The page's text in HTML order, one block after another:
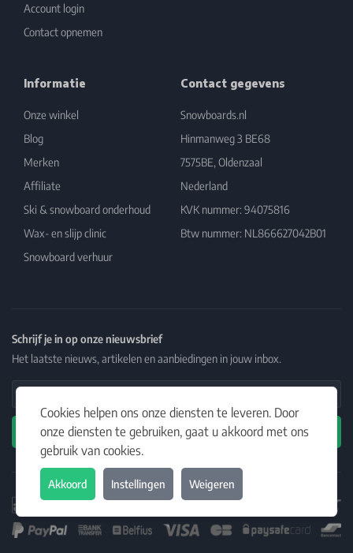
Cookies helpen ons onze diensten te leveren. Door
onze diensten te gebruiken, gaat u akkoord met ons
gebruik van cookies.
Akkoord Instellingen Weigeren
Account login
Contact opnemen
Informatie
Onze winkel
Blog
Merken
Affiliate
Ski & snowboard onderhoud
Wax- en slijp clinic
Snowboard verhuur
Contact gegevens
Snowboards.nl
Hinmanweg 3 BE68
7575BE, Oldenzaal
Nederland
KVK nummer: 94075816
Btw nummer: NL866627042B01
Schrijf je in op onze nieuwsbrief
Het laatste nieuws, artikelen en aanbiedingen in jouw inbox.
Email Address
Abonneren